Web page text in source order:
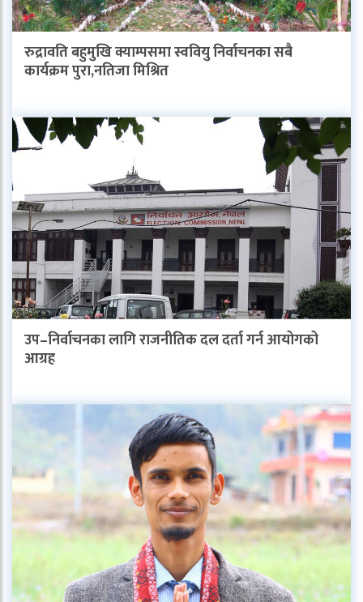
रुद्रावति बहुमुखि क्याम्पसमा स्ववियु निर्वाचनका सबै
कार्यक्रम पुरा,नतिजा मिश्रित
उप–निर्वाचनका लागि राजनीतिक दल दर्ता गर्न आयोगको
आग्रह